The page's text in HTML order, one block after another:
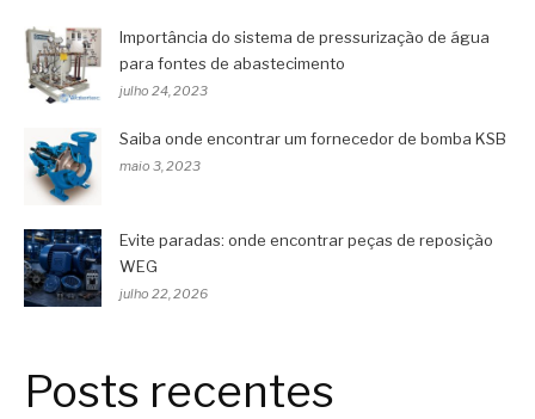
Importância do sistema de pressurização de água
para fontes de abastecimento
julho 24, 2023
Saiba onde encontrar um fornecedor de bomba KSB
maio 3, 2023
Evite paradas: onde encontrar peças de reposição
WEG
julho 22, 2026
Posts recentes